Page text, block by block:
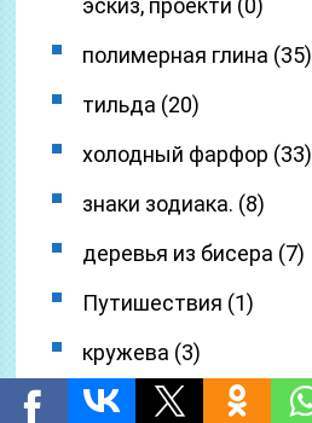
эскиз, проекти (0)
полимерная глина (35)
тильда (20)
холодный фарфор (33)
знаки зодиака. (8)
деревья из бисера (7)
Путишествия (1)
кружева (3)
– Музыка